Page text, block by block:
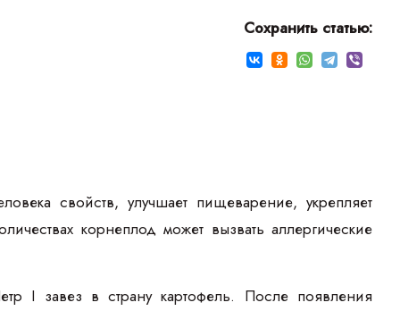
Сохранить статью:
свойств, улучшает пищеварение, укрепляет
корнеплод может вызвать аллергические
I завез в страну картофель. После появления